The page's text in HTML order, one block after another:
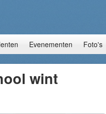
Evenementen Foto's
wint